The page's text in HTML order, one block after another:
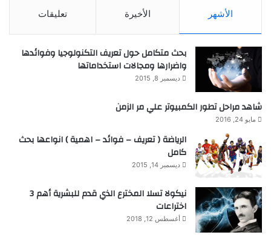
الأشهر الأخيرة تعليقات
بحث متكامل حول تعريف التكنولوجيا وفوائدها
واضرارها ومجالات استخداماتها
ديسمبر 8, 2015
شاهد مراحل تطور الكمبيوتر علي مر الزمن
مايو 24, 2016
الرياضة ( تعريف – فوائد – اهمية ) انواعها بحث
كامل
ديسمبر 14, 2015
نيكولا تسلا المخترع الذي قدم للبشرية أهم 3
اختراعات
أغسطس 12, 2018